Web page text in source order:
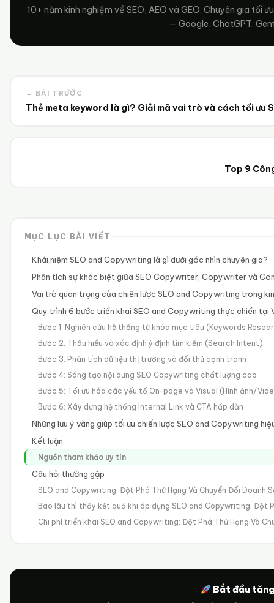
10+ năm kinh nghiệm về SEO, AEO và GEO. Chuyên gia
— Google, ChatGPT,
← BÀI TRƯỚC
Thẻ meta keyword là gì? Giải mã vai trò và cách tối ưu
Top 9
MỤC LỤC BÀI VIẾT
Khái niệm SEO and Copywriting là gì dưới góc nhìn chuyên gia?
Phân tích sự khác biệt giữa SEO Copywriter, Copywriter và
Vai trò quan trọng của chiến lược SEO and Copywriting trong
Quy trình 6 bước triển khai SEO and Copywriting thực chiến tại
Bước 1: Nghiên cứu hệ thống từ khóa mục tiêu (Keywords
Bước 2: Thấu hiểu và xác định ý định tìm kiếm (Search Intent)
Bước 3: Phân tích dữ liệu thị trường và đối thủ cạnh tranh
Bước 4: Sáng tạo nội dung SEO Copywriting chất lượng cao
Bước 5: Tối ưu hóa các yếu tố On-page và Visual (Hình ảnh/
Bước 6: Xây dựng hệ thống Internal Link và CTA hấp dẫn
Những lưu ý vàng giúp tối ưu chiến lược SEO and Copywriting
Kết luận
Nguồn tham khảo uy tín
Câu hỏi thường gặp
SEO and Copywriting: Đột Phá Thứ Hạng Và Chuyển Đổi Doanh
Bao lâu thì thấy kết quả khi áp dụng SEO and Copywriting: Đột
Chi phí triển khai SEO and Copywriting: Đột Phá Thứ Hạng Và
Bắt đầu